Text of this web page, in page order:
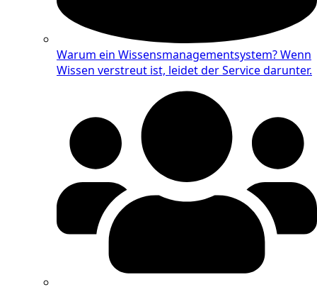
Warum ein Wissensmanagementsystem?Wenn
Wissen verstreut ist, leidet der Service darunter.